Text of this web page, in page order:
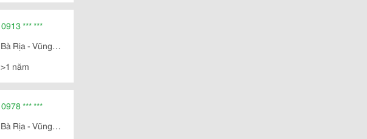
0913 *** ***
Bà Rịa - Vũng
>1 năm
0978 *** ***
Bà Rịa - Vũng